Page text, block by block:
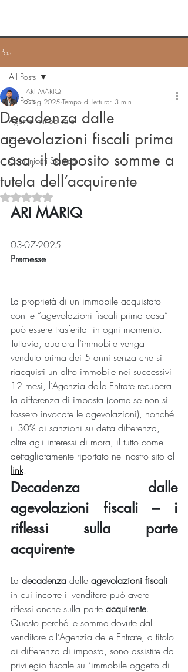
Post
All Posts
Agente immobiliare
Privato
Comunicati Stampa
All Posts
Decadenza dalle
agevolazioni fiscali prima
casa, il deposito somme a
tutela dell’acquirente
ARI MARIQ
3 lug 2025 Tempo di lettura: 3 min
Valutazione NaN stelle su 5.
ARI MARIQ
03-07-2025
Premesse
La proprietà di un immobile acquistato
con le “agevolazioni fiscali prima casa”
può essere trasferita  in ogni momento.
Tuttavia, qualora l’immobile venga
venduto prima dei 5 anni senza che si
riacquisti un altro immobile nei successivi
12 mesi, l’Agenzia delle Entrate recupera
la differenza di imposta (come se non si
fossero invocate le agevolazioni), nonché
il 30% di sanzioni su detta differenza,
oltre agli interessi di mora, il tutto come
dettagliatamente riportato nel nostro sito al
link.
Decadenza dalle
agevolazioni fiscali – i
riflessi sulla parte
acquirente
La decadenza dalle agevolazioni fiscali
in cui incorre il venditore può avere
riflessi anche sulla parte acquirente.
Questo perché le somme dovute dal
venditore all’Agenzia delle Entrate, a titolo
di differenza di imposta, sono assistite da
privilegio fiscale sull’immobile oggetto di